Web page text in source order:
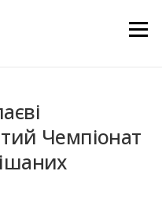
Меню
Чемпіонат